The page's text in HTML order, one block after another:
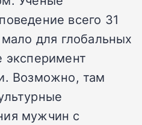
всего 31
для глобальных
Возможно, там
мужчин с